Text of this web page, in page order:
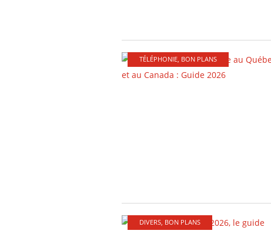
TÉLÉPHONIE, BON PLANS
DIVERS, BON PLANS